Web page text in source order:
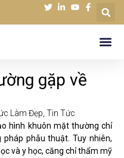
gặp về
Làm Đẹp Tin Tức
hình khuôn mặt thường chỉ
phẫu thuật. Tuy nhiên,
và y học, căng chỉ thẩm mỹ